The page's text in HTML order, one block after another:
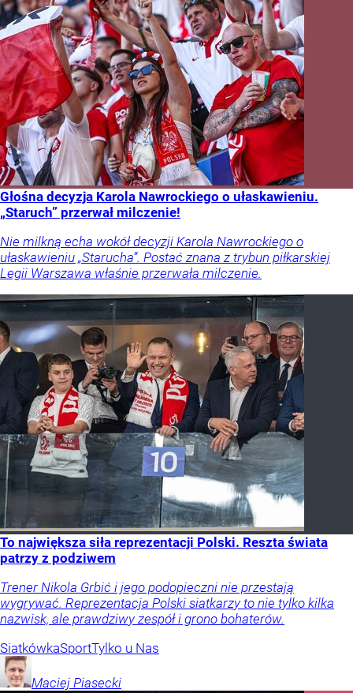
Głośna decyzja Karola Nawrockiego o ułaskawieniu.
„Staruch” przerwał milczenie!
Nie milkną echa wokół decyzji Karola Nawrockiego o
ułaskawieniu „Starucha”. Postać znana z trybun piłkarskiej
Legii Warszawa właśnie przerwała milczenie.
To największa siła reprezentacji Polski. Reszta świata
patrzy z podziwem
Trener Nikola Grbić i jego podopieczni nie przestają
wygrywać. Reprezentacja Polski siatkarzy to nie tylko kilka
nazwisk, ale prawdziwy zespół i grono bohaterów.
SiatkówkaSportTylko u Nas
Maciej Piasecki